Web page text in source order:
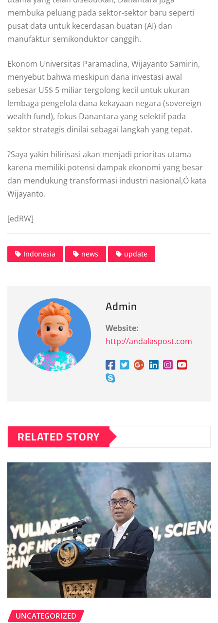
membuka peluang pada sektor-sektor baru seperti
pusat data untuk kecerdasan buatan (AI) dan
manufaktur semikonduktor canggih.
Ekonom Universitas Paramadina, Wijayanto Samirin,
menyebut bahwa meskipun dana investasi awal
sebesar US$ 5 miliar tergolong kecil untuk ukuran
lembaga pengelola dana kekayaan negara (sovereign
wealth fund), fokus Danantara yang selektif pada
sektor strategis dinilai sebagai langkah yang tepat.
?Saya yakin hilirisasi akan menjadi prioritas utama
karena memiliki potensi dampak ekonomi yang besar
dan mendukung transformasi industri nasional,Ó kata
Wijayanto.
[edRW]
Indonesia news update
Admin
Website:
http://andalaspost.com
RELATED STORY
UNCATEGORIZED